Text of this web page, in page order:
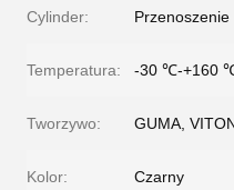
Cylinder: Przenoszenie
Temperatura: -30 ℃-+160
Tworzywo: GUMA,
Kolor: Czarny